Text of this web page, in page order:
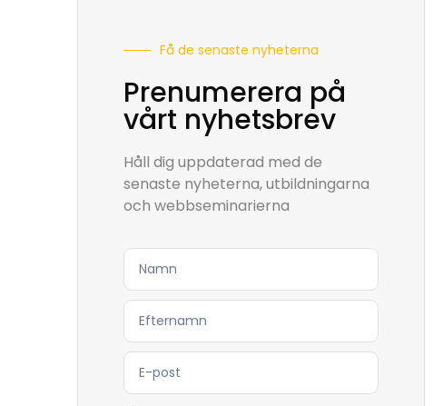
Få de senaste nyheterna
Prenumerera på
vårt nyhetsbrev
Håll dig uppdaterad med de
senaste nyheterna, utbildningarna
och webbseminarierna